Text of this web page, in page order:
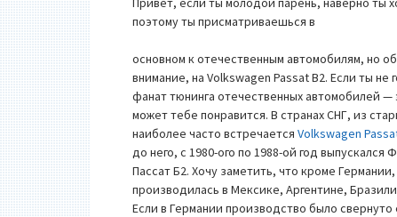
поэтому ты присматриваешься в
основном к отечественным автомобилям, но
внимание, на Volkswagen Passat B2. Если ты не
фанат тюнинга отечественных автомобилей —
может тебе понравится. В странах СНГ, из
наиболее часто встречаетсяVolkswagen
до него, с 1980-ого по 1988-ой год выпускался
Пассат Б2. Хочу заметить, что кроме
производилась в Мексике, Аргентине,
Если в Германии производство было свернуто